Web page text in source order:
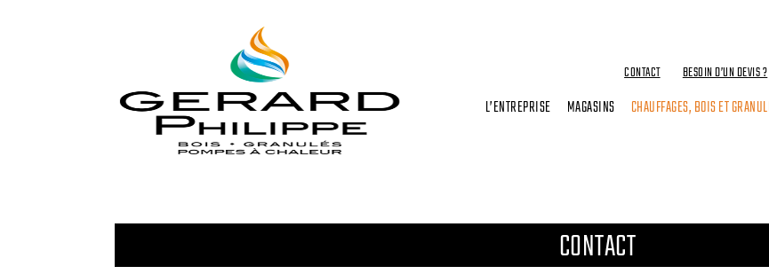
CONTACT BESOIN D’UN DEVIS ?
L’ENTREPRISE MAGASINS CHAUFFAGES, BOIS ET
CONTACT